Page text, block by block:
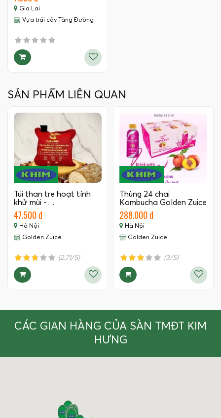
Gia Lai
Vựa trái cây Tăng Đường
SẢN PHẨM LIÊN QUAN
Túi than tre hoạt tính
khử mùi -…
47.500 đ
Hà Nội
Golden Zuice
(2.71/5)
Thùng 24 chai
Kombucha Golden Zuice
350 ML
288.000 đ
Hà Nội
Golden Zuice
(3/5)
CÁC GIAN HÀNG CỦA SÀN TMĐT KIM
HƯNG